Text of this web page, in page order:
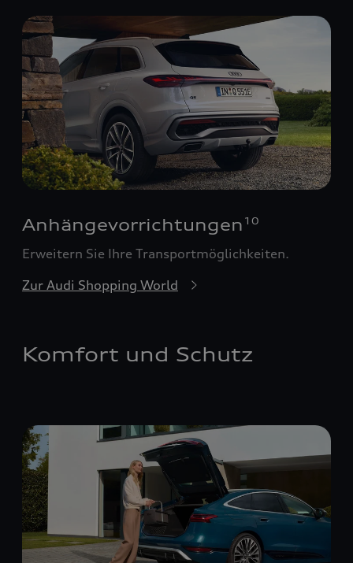
Anhängevorrichtungen 10
Erweitern Sie Ihre Transportmöglichkeiten.
Zur Audi Shopping World
Komfort und Schutz